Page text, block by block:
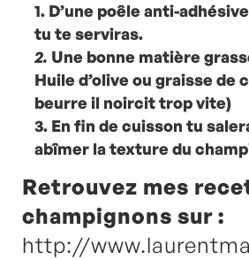
1. D’une poêle anti-
tu te serviras.
2. Une bonne matière
Huile d’olive ou graisse de
beurre il noircit trop vite)
3. En fin de cuisson tu
abîmer la texture du
Retrouvez mes
champignons sur :
http://